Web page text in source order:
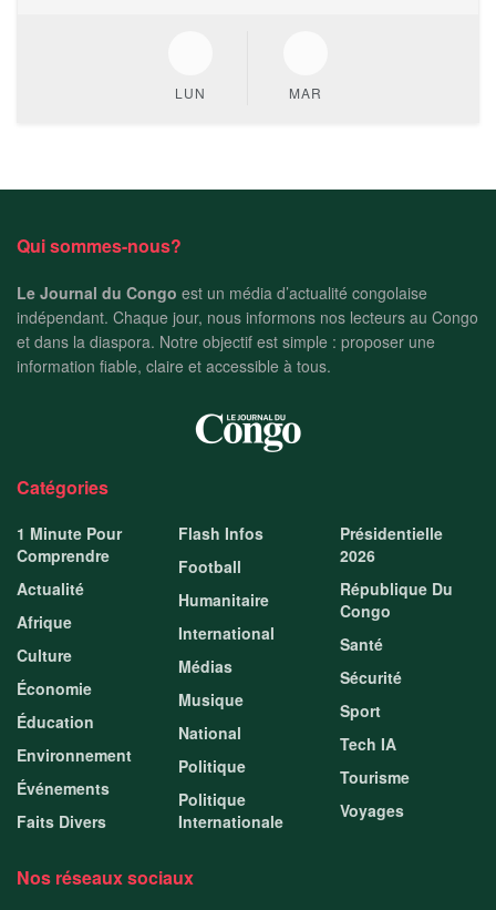
LUN MAR
Qui sommes-nous?
Le Journal du Congo est un média d’actualité congolaise
indépendant. Chaque jour, nous informons nos lecteurs au Congo
et dans la diaspora. Notre objectif est simple : proposer une
information fiable, claire et accessible à tous.
Catégories
1 Minute Pour
Comprendre
Actualité
Afrique
Culture
Économie
Éducation
Environnement
Événements
Faits Divers
Flash Infos
Football
Humanitaire
International
Médias
Musique
National
Politique
Politique
Internationale
Présidentielle
2026
République Du
Congo
Santé
Sécurité
Sport
Tech IA
Tourisme
Voyages
Nos réseaux sociaux